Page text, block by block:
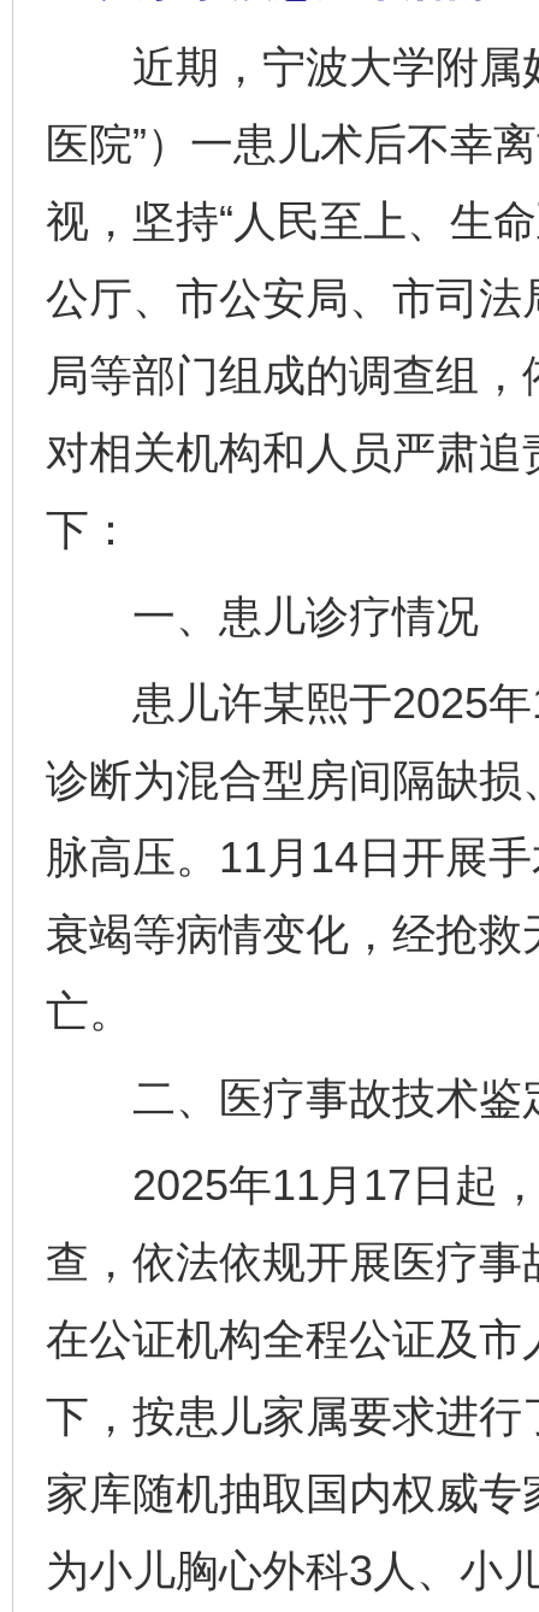
近期，宁波大学附属
医院”）一患儿术后不幸
视，坚持“人民至上、生
公厅、市公安局、市司
局等部门组成的调查组
对相关机构和人员严肃
下：
一、患儿诊疗情况
患儿许某熙于2025年
诊断为混合型房间隔缺
脉高压。11月14日开展
衰竭等病情变化，经抢
亡。
二、医疗事故技术鉴
2025年11月17日起，
查，依法依规开展医疗
在公证机构全程公证及
下，按患儿家属要求进
家库随机抽取国内权威
为小儿胸心外科3人、小